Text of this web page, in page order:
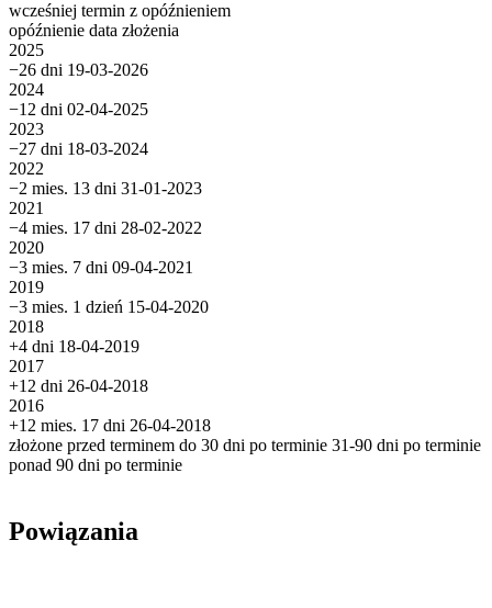
wcześniej termin z opóźnieniem
opóźnienie data złożenia
2025
−26 dni 19-03-2026
2024
−12 dni 02-04-2025
2023
−27 dni 18-03-2024
2022
−2 mies. 13 dni 31-01-2023
2021
−4 mies. 17 dni 28-02-2022
2020
−3 mies. 7 dni 09-04-2021
2019
−3 mies. 1 dzień 15-04-2020
2018
+4 dni 18-04-2019
2017
+12 dni 26-04-2018
2016
+12 mies. 17 dni 26-04-2018
złożone przed terminem do 30 dni po terminie 31-90 dni po terminie
ponad 90 dni po terminie
Powiązania